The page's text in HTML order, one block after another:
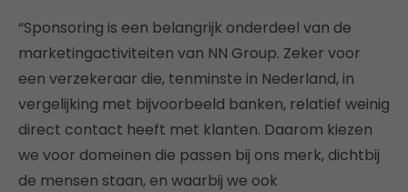
“Sponsoring is een belangrijk onderdeel van de
marketingactiviteiten van NN Group. Zeker voor
een verzekeraar die, tenminste in Nederland, in
vergelijking met bijvoorbeeld banken, relatief weinig
direct contact heeft met klanten. Daarom kiezen
we voor domeinen die passen bij ons merk, dichtbij
de mensen staan, en waarbij we ook